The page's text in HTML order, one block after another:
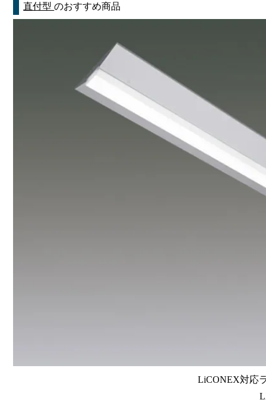
直付型のおすすめ商品
LiCONEX対応